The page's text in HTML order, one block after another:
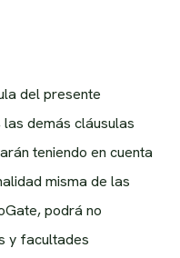
del presente
demás cláusulas
teniendo en cuenta
misma de las
podrá no
y facultades